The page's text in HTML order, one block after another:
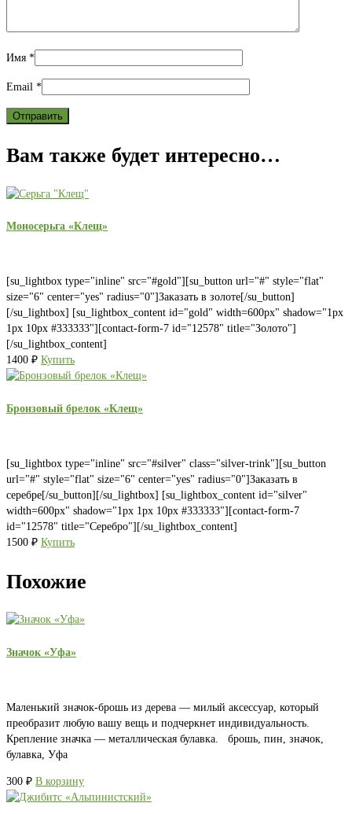
Имя *
Email *
Вам также будет интересно…
Моносерьга «Клещ»
[su_lightbox type="inline" src="#gold"][su_button url="#" style="flat"
size="6" center="yes" radius="0"]Заказать в золоте[/su_button]
[/su_lightbox] [su_lightbox_content id="gold" width=600px" shadow="1px
1px 10px #333333"][contact-form-7 id="12578" title="Золото"]
[/su_lightbox_content]
1400 ₽ Купить
Бронзовый брелок «Клещ»
[su_lightbox type="inline" src="#silver" class="silver-trink"][su_button
url="#" style="flat" size="6" center="yes" radius="0"]Заказать в
серебре[/su_button][/su_lightbox] [su_lightbox_content id="silver"
width=600px" shadow="1px 1px 10px #333333"][contact-form-7
id="12578" title="Серебро"][/su_lightbox_content]
1500 ₽ Купить
Похожие
Значок «Уфа»
Маленький значок-брошь из дерева — милый аксессуар, который
преобразит любую вашу вещь и подчеркнет индивидуальность.
Крепление значка — металлическая булавка. брошь, пин, значок,
булавка, Уфа
300 ₽ В корзину